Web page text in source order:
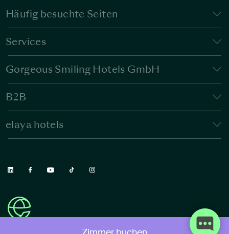
Häufig besuchte Seiten
Services
Gorgeous Smiling Hotels GmbH
B2B
elaya hotels